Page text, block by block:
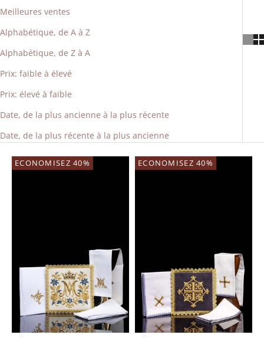
Meilleures ventes
Alphabétique, de A à Z
Alphabétique, de Z à A
Prix: faible à élevé
Prix: élevé à faible
Date, de la plus ancienne à la plus récente
Date, de la plus récente à la plus ancienne
ECONOMISEZ 40% ECONOMISEZ 40%